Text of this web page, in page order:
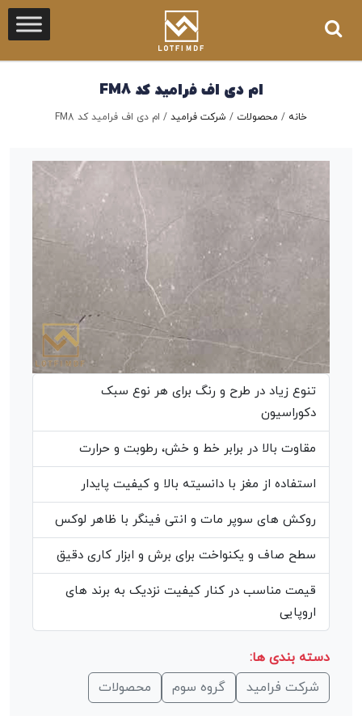
ام دی اف فرامید کد FM8
خانه / محصولات / شرکت فرامید / ام دی اف فرامید کد FM8
تنوع زیاد در طرح و رنگ برای هر نوع سبک
دکوراسیون
مقاوت بالا در برابر خط و خش، رطوبت و حرارت
استفاده از مغز با دانسیته بالا و کیفیت پایدار
روکش های سوپر مات و انتی فینگر با ظاهر لوکس
سطح صاف و یکنواخت برای برش و ابزار کاری دقیق
قیمت مناسب در کنار کیفیت نزدیک به برند های
اروپایی
دسته بندی ها:
شرکت فرامید
گروه سوم محصولات